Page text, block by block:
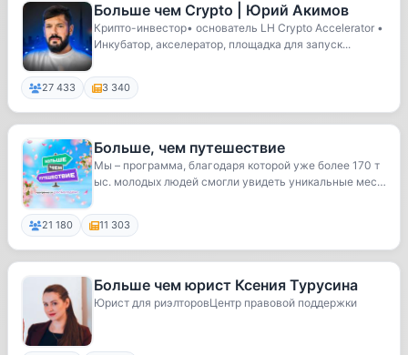
Больше чем Crypto | Юрий Акимов
Крипто-инвестор• основатель LH Crypto Accelerator •
Инкубатор, акселератор, площадка для запуск...
27 433 3 340
Больше, чем путешествие
Мы – программа, благодаря которой уже более 170 т
ыс. молодых людей смогли увидеть уникальные мес
21 180 11 303
Больше чем юрист Ксения Турусина
Юрист для риэлторовЦентр правовой поддержки